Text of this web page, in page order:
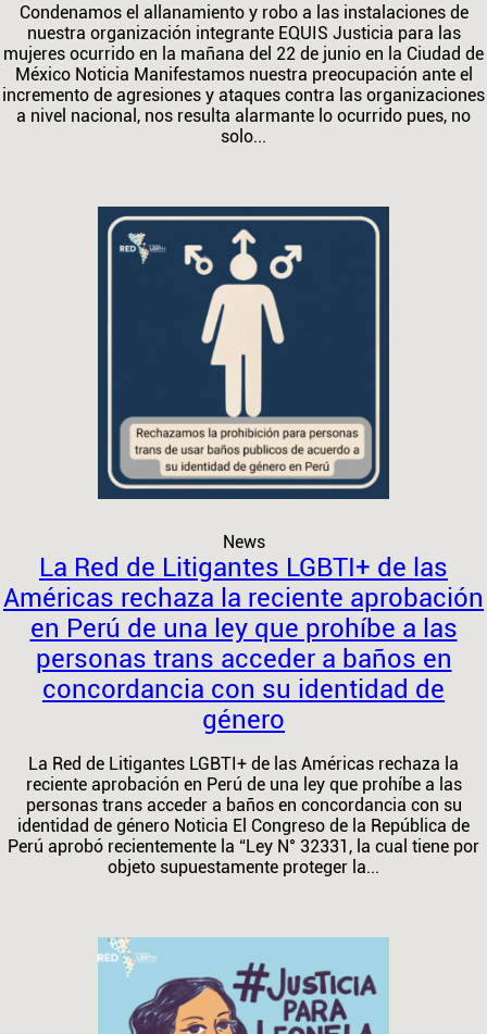
Condenamos el allanamiento y robo a las instalaciones de
nuestra organización integrante EQUIS Justicia para las
mujeres ocurrido en la mañana del 22 de junio en la Ciudad de
México Noticia Manifestamos nuestra preocupación ante el
incremento de agresiones y ataques contra las organizaciones
a nivel nacional, nos resulta alarmante lo ocurrido pues, no
solo...
News
La Red de Litigantes LGBTI+ de las
Américas rechaza la reciente aprobación
en Perú de una ley que prohíbe a las
personas trans acceder a baños en
concordancia con su identidad de
género
La Red de Litigantes LGBTI+ de las Américas rechaza la
reciente aprobación en Perú de una ley que prohíbe a las
personas trans acceder a baños en concordancia con su
identidad de género Noticia El Congreso de la República de
Perú aprobó recientemente la “Ley N° 32331, la cual tiene por
objeto supuestamente proteger la...